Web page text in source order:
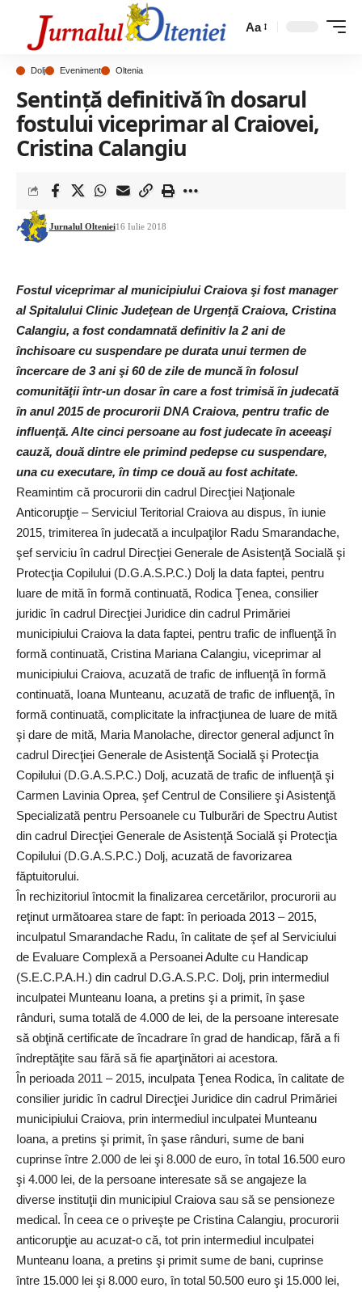
Aa
Dolj Eveniment Oltenia
Sentință definitivă în dosarul
fostului viceprimar al Craiovei,
Cristina Calangiu
Jurnalul Olteniei16 Iulie 2018
Fostul viceprimar al municipiului Craiova şi fost manager
al Spitalului Clinic Judeţean de Urgenţă Craiova, Cristina
Calangiu, a fost condamnată definitiv la 2 ani de
închisoare cu suspendare pe durata unui termen de
încercare de 3 ani şi 60 de zile de muncă în folosul
comunităţii într-un dosar în care a fost trimisă în judecată
în anul 2015 de procurorii DNA Craiova, pentru trafic de
influenţă. Alte cinci persoane au fost judecate în aceeaşi
cauză, două dintre ele primind pedepse cu suspendare,
una cu executare, în timp ce două au fost achitate.
Reamintim că procurorii din cadrul Direcţiei Naţionale
Anticorupţie – Serviciul Teritorial Craiova au dispus, în iunie
2015, trimiterea în judecată a inculpaţilor Radu Smarandache,
şef serviciu în cadrul Direcţiei Generale de Asistenţă Socială şi
Protecţia Copilului (D.G.A.S.P.C.) Dolj la data faptei, pentru
luare de mită în formă continuată, Rodica Ţenea, consilier
juridic în cadrul Direcţiei Juridice din cadrul Primăriei
municipiului Craiova la data faptei, pentru trafic de influenţă în
formă continuată, Cristina Mariana Calangiu, viceprimar al
municipiului Craiova, acuzată de trafic de influenţă în formă
continuată, Ioana Munteanu, acuzată de trafic de influenţă, în
formă continuată, complicitate la infracţiunea de luare de mită
şi dare de mită, Maria Manolache, director general adjunct în
cadrul Direcţiei Generale de Asistenţă Socială şi Protecţia
Copilului (D.G.A.S.P.C.) Dolj, acuzată de trafic de influenţă şi
Carmen Lavinia Oprea, şef Centrul de Consiliere şi Asistenţă
Specializată pentru Persoanele cu Tulburări de Spectru Autist
din cadrul Direcţiei Generale de Asistenţă Socială şi Protecţia
Copilului (D.G.A.S.P.C.) Dolj, acuzată de favorizarea
făptuitorului.
În rechizitoriul întocmit la finalizarea cercetărilor, procurorii au
reţinut următoarea stare de fapt: în perioada 2013 – 2015,
inculpatul Smarandache Radu, în calitate de şef al Serviciului
de Evaluare Complexă a Persoanei Adulte cu Handicap
(S.E.C.P.A.H.) din cadrul D.G.A.S.P.C. Dolj, prin intermediul
inculpatei Munteanu Ioana, a pretins şi a primit, în şase
rânduri, suma totală de 4.000 de lei, de la persoane interesate
să obţină certificate de încadrare în grad de handicap, fără a fi
îndreptăţite sau fără să fie aparţinători ai acestora.
În perioada 2011 – 2015, inculpata Ţenea Rodica, în calitate de
consilier juridic în cadrul Direcţiei Juridice din cadrul Primăriei
municipiului Craiova, prin intermediul inculpatei Munteanu
Ioana, a pretins şi primit, în şase rânduri, sume de bani
cuprinse între 2.000 de lei şi 8.000 de euro, în total 16.500 euro
şi 4.000 lei, de la persoane interesate să se angajeze la
diverse instituţii din municipiul Craiova sau să se pensioneze
medical. În ceea ce o priveşte pe Cristina Calangiu, procurorii
anticorupţie au acuzat-o că, tot prin intermediul inculpatei
Munteanu Ioana, a pretins şi primit sume de bani, cuprinse
între 15.000 lei şi 8.000 euro, în total 50.500 euro şi 15.000 lei,